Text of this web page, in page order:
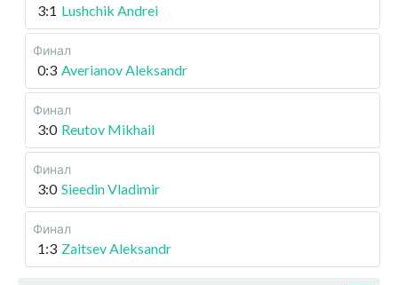
3:1 Lushchik Andrei
Финал
0:3 Averianov Aleksandr
Финал
3:0 Reutov Mikhail
Финал
3:0 Sieedin Vladimir
Финал
1:3 Zaitsev Aleksandr